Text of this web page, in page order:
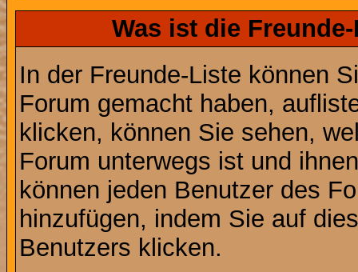
Was ist die
In der Freunde-Liste können
Forum gemacht haben,
klicken, können Sie sehen,
Forum unterwegs ist und
können jeden Benutzer des
hinzufügen, indem Sie auf
Benutzers klicken.